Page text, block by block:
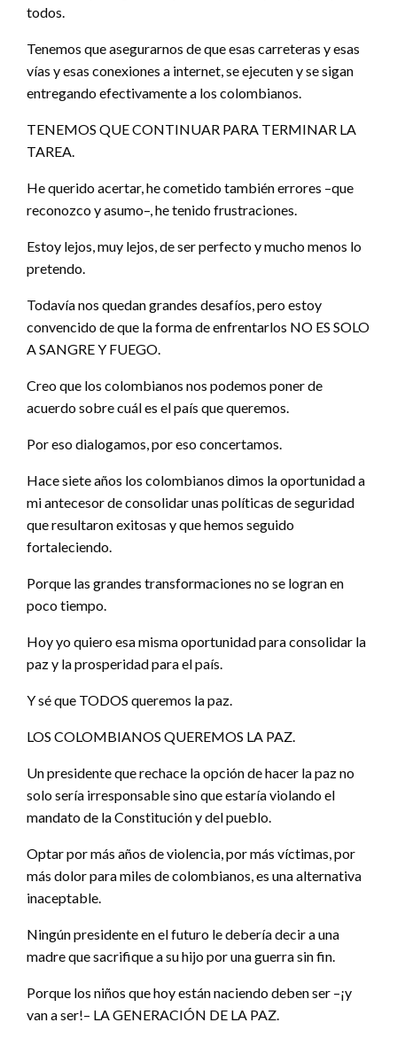
todos.
Tenemos que asegurarnos de que esas carreteras y esas
vías y esas conexiones a internet, se ejecuten y se sigan
entregando efectivamente a los colombianos.
TENEMOS QUE CONTINUAR PARA TERMINAR LA
TAREA.
He querido acertar, he cometido también errores –que
reconozco y asumo–, he tenido frustraciones.
Estoy lejos, muy lejos, de ser perfecto y mucho menos lo
pretendo.
Todavía nos quedan grandes desafíos, pero estoy
convencido de que la forma de enfrentarlos NO ES SOLO
A SANGRE Y FUEGO.
Creo que los colombianos nos podemos poner de
acuerdo sobre cuál es el país que queremos.
Por eso dialogamos, por eso concertamos.
Hace siete años los colombianos dimos la oportunidad a
mi antecesor de consolidar unas políticas de seguridad
que resultaron exitosas y que hemos seguido
fortaleciendo.
Porque las grandes transformaciones no se logran en
poco tiempo.
Hoy yo quiero esa misma oportunidad para consolidar la
paz y la prosperidad para el país.
Y sé que TODOS queremos la paz.
LOS COLOMBIANOS QUEREMOS LA PAZ.
Un presidente que rechace la opción de hacer la paz no
solo sería irresponsable sino que estaría violando el
mandato de la Constitución y del pueblo.
Optar por más años de violencia, por más víctimas, por
más dolor para miles de colombianos, es una alternativa
inaceptable.
Ningún presidente en el futuro le debería decir a una
madre que sacrifique a su hijo por una guerra sin fin.
Porque los niños que hoy están naciendo deben ser –¡y
van a ser!– LA GENERACIÓN DE LA PAZ.